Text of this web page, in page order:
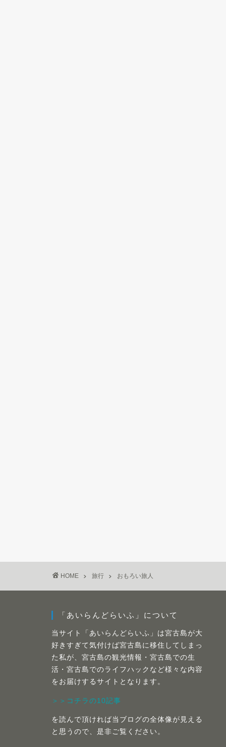
HOME 旅行 おもろい旅人
「あいらんどらいふ」について
当サイト「あいらんどらいふ」は宮古島が大
好きすぎて気付けば宮古島に移住してしまっ
た私が、宮古島の観光情報・宮古島での生
活・宮古島でのライフハックなど様々な内容
をお届けするサイトとなります。
＞＞コチラの10記事
を読んで頂ければ当ブログの全体像が見える
と思うので、是非ご覧ください。